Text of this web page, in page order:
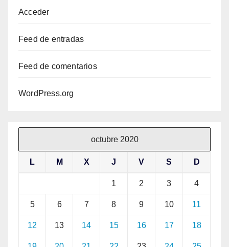
Acceder
Feed de entradas
Feed de comentarios
WordPress.org
octubre 2020
L M X J V S D
1 2 3 4
5 6 7 8 9 10 11
12 13 14 15 16 17 18